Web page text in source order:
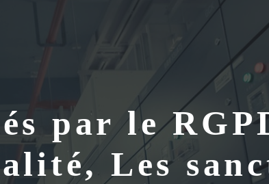
par le
Les